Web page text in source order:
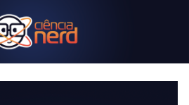
de ferramentas